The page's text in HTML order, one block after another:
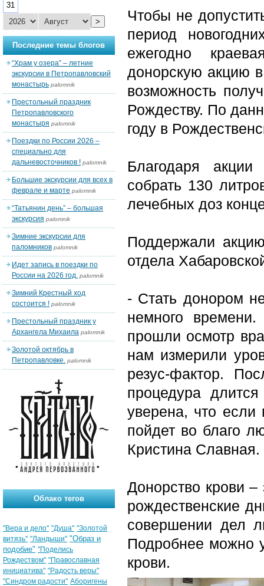
Чтобы не
период
ежегодно
донорскую акцию
возможность
Рождеству. По
году в
Благодаря
собрать 130
лечебных доз
Поддержали
отдела
- Стать донором
немного
прошли осмотр
нам измерили
резус-фактор.
процедура
уверена, что если
пойдет во благо
Кристина Славная.
Донорство крови
рождественские
совершении дел
Подробнее можно
крови.
31
>
Последние темы блогов
“Храм у озера” – летние
экскурсии в Петропавловский
монастырь palomnik
Престольный праздник
Петропавловского
монастыря palomnik
Поездки по России 2026 –
специально для
дальневосточников ! palomnik
Большие экскурсии для всех в
феврале и марте palomnik
“Татьянин день” – большая
экскурсия palomnik
Зимние экскурсии для
паломников palomnik
Идет запись в поездки по
России на 2026 год. palomnik
Зимний Крестный ход
состоится ! palomnik
Престольный праздник у
Архангела Михаила palomnik
Золотой октябрь в
Петропавловке. palomnik
Облако тегов
"Вера и дело" "Душа" "Золотой
витязь" "Ландыши" "Образ и
подобие" "Поделись
Рождеством" "Православная
инициатива" "Радость веры"
"Синдром радости" Аборигены